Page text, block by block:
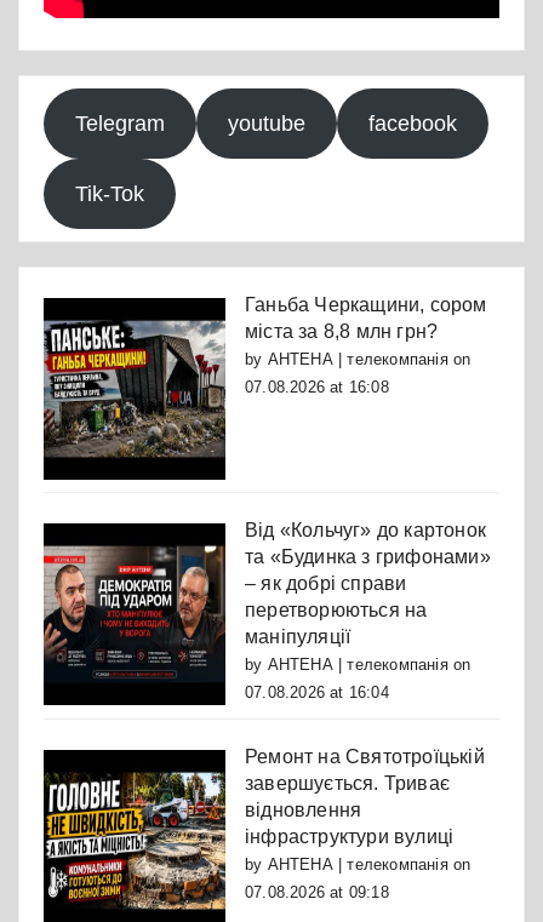
Telegram youtube facebook
Tik-Tok
Ганьба Черкащини, сором
міста за 8,8 млн грн?
by АНТЕНА | телекомпаніяon
07.08.2026 at 16:08
Від «Кольчуг» до картонок
та «Будинка з грифонами»
– як добрі справи
перетворюються на
маніпуляції
by АНТЕНА | телекомпаніяon
07.08.2026 at 16:04
Ремонт на Святотроїцькій
завершується. Триває
відновлення
інфраструктури вулиці
by АНТЕНА | телекомпаніяon
07.08.2026 at 09:18